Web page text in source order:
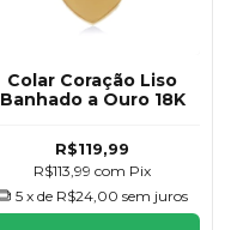
Colar Coração Liso
Banhado a Ouro 18K
R$119,99
R$113,99com Pix
5 x de R$24,00 sem juros